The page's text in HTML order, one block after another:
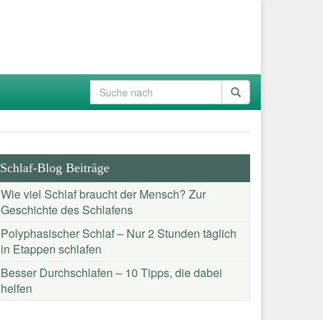
Schlaf-Blog Beiträge
Wie viel Schlaf braucht der Mensch? Zur
Geschichte des Schlafens
Polyphasischer Schlaf – Nur 2 Stunden täglich
in Etappen schlafen
Besser Durchschlafen – 10 Tipps, die dabei
helfen